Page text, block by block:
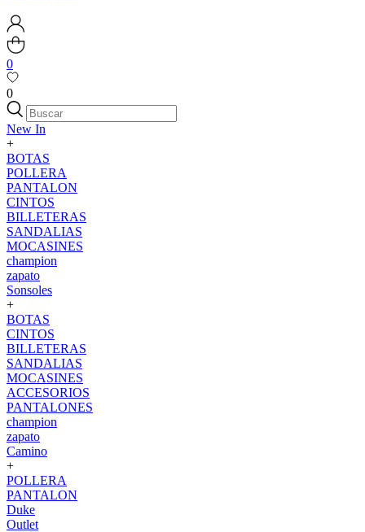
0
0
New In
+
BOTAS
POLLERA
PANTALON
CINTOS
BILLETERAS
SANDALIAS
MOCASINES
champion
zapato
Sonsoles
+
BOTAS
CINTOS
BILLETERAS
SANDALIAS
MOCASINES
ACCESORIOS
PANTALONES
champion
zapato
Camino
+
POLLERA
PANTALON
Duke
Outlet